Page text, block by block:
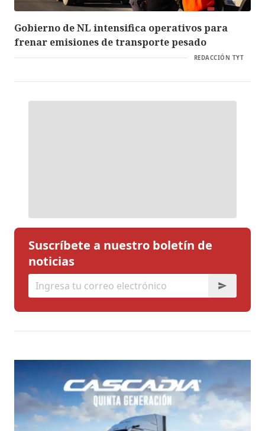
Gobierno de NL intensifica operativos para
frenar emisiones de transporte pesado
REDACCIÓN TYT
Suscríbete a nuestro boletín de
noticias